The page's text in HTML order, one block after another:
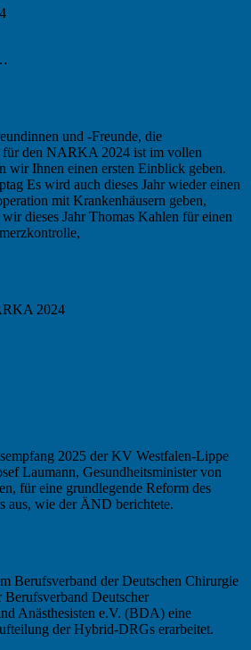
und -Freunde, die
für den NARKA 2024 ist im vollen
wir Ihnen einen ersten Einblick geben.
Es wird auch dieses Jahr wieder einen
mit Krankenhäusern geben,
dieses Jahr Thomas Kahlen für einen
2024
2025 der KV Westfalen-Lippe
Laumann, Gesundheitsminister von
für eine grundlegende Reform des
aus, wie der ÄND berichtete.
Berufsverband der Deutschen Chirurgie
Deutscher
Anästhesisten e.V. (BDA) eine
der Hybrid-DRGs erarbeitet.